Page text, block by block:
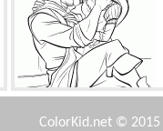
フリン・ライダーとラプンツ
ColorKid.net © 2015